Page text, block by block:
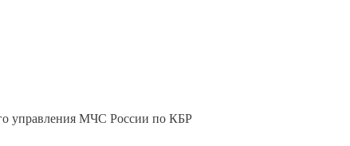
управления МЧС России по КБР